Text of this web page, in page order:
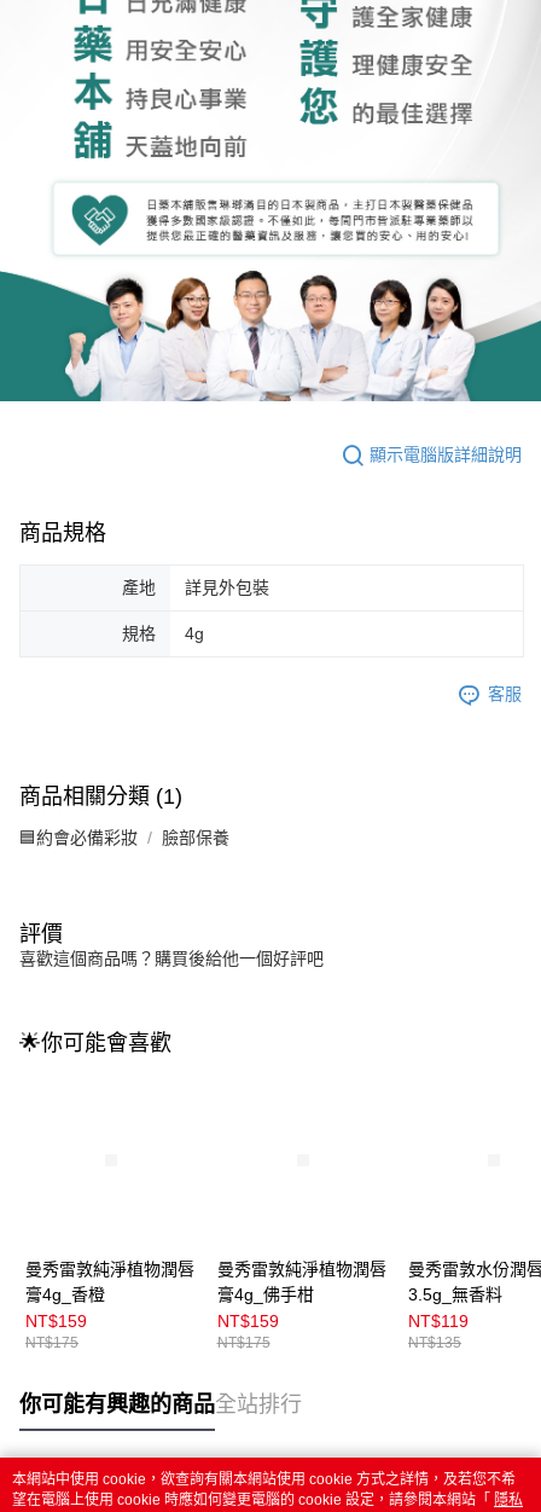
顯示電腦版詳細說明
商品規格
產地 詳見外包裝
規格 4g
客服
商品相關分類 (1)
🟦約會必備彩妝 臉部保養
評價
喜歡這個商品嗎？購買後給他一個好評吧
🌟你可能會喜歡
曼秀雷敦純淨植物潤唇
膏4g_香橙
NT$159
NT$175
曼秀雷敦純淨植物潤唇
膏4g_佛手柑
NT$159
NT$175
曼秀雷敦水份潤
3.5g_無香料
NT$119
NT$135
你可能有興趣的商品全站排行
熱門標籤
本網站中使用 cookie，欲查詢有關本網站使用 cookie 方式之詳情，及若您不希
望在電腦上使用 cookie 時應如何變更電腦的 cookie 設定，請參閱本網站「 隱私